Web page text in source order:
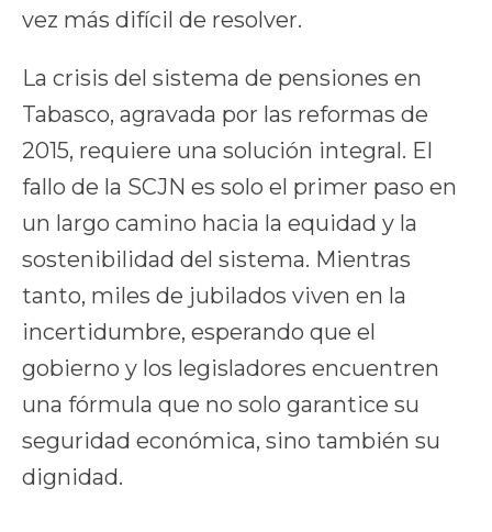
vez más difícil de resolver.
La crisis del sistema de pensiones en
Tabasco, agravada por las reformas de
2015, requiere una solución integral. El
fallo de la SCJN es solo el primer paso en
un largo camino hacia la equidad y la
sostenibilidad del sistema. Mientras
tanto, miles de jubilados viven en la
incertidumbre, esperando que el
gobierno y los legisladores encuentren
una fórmula que no solo garantice su
seguridad económica, sino también su
dignidad.